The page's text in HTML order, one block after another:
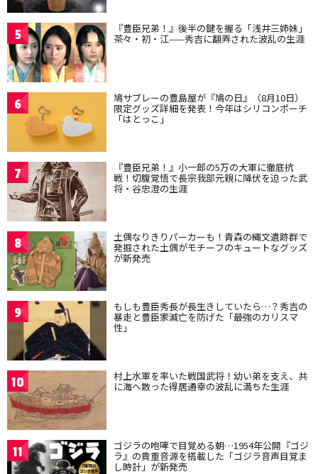
5 『豊臣兄弟！』後半の鍵を握る「浅井三姉妹」
茶々・初・江——秀吉に翻弄された波乱の生涯
6 鳩サブレーの豊島屋が『鳩の日』（8月10日）
限定グッズ詳細を発表！今年はシリコンポーチ
「はとっこ」
7 『豊臣兄弟！』小一郎の5万の大軍に徹底抗
戦！切腹覚悟で長宗我部元親に降伏を迫った武
将・谷忠澄の生涯
8 土偶なりきりパーカーも！青森の縄文遺跡群で
発掘された土偶がモチーフのキュートなグッズ
が新発売
9 もしも豊臣秀長が長生きしていたら…？秀吉の
暴走と豊臣家滅亡を防げた「最強のカリスマ
性」
10 村上水軍を率いた戦国武将！幼い弟を支え、共
に海へ散った得居通幸の波乱に満ちた生涯
11 ゴジラの咆哮で目覚める朝…1954年公開『ゴジ
ラ』の貴重音源を搭載した「ゴジラ音声目覚ま
し時計」が新発売